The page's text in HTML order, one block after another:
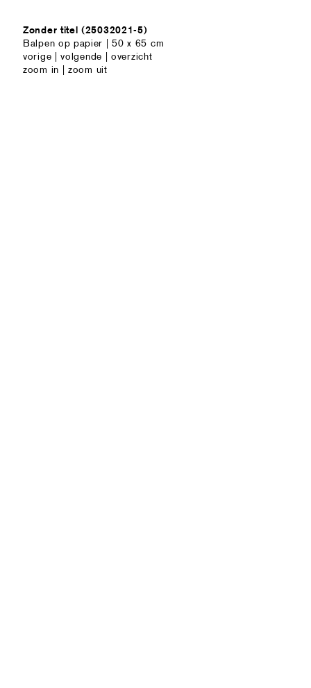
Zonder titel (25032021-5)
Balpen op papier | 50 x 65 cm
vorige |volgende |overzicht
zoom in |zoom uit